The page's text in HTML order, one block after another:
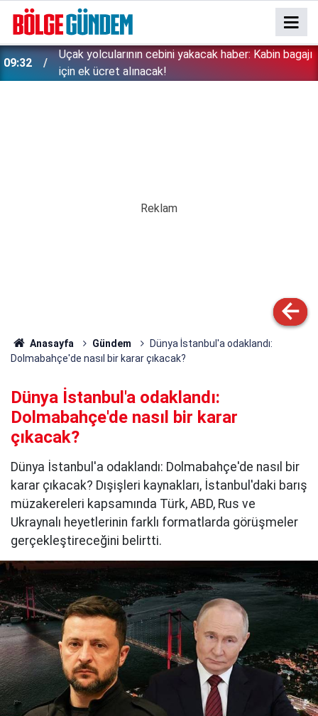
16:43
Trafik sigortasında önemli değişiklik: Bu kurallar
zorunlu olacak!
Anasayfa Gündem
Dünya İstanbul'a odaklandı:
Dolmabahçe'de nasıl bir karar çıkacak?
Dünya İstanbul'a odaklandı:
Dolmabahçe'de nasıl bir karar
çıkacak?
Dünya İstanbul'a odaklandı: Dolmabahçe'de nasıl bir
karar çıkacak? Dışişleri kaynakları, İstanbul'daki barış
müzakereleri kapsamında Türk, ABD, Rus ve
Ukraynalı heyetlerinin farklı formatlarda görüşmeler
gerçekleştireceğini belirtti.